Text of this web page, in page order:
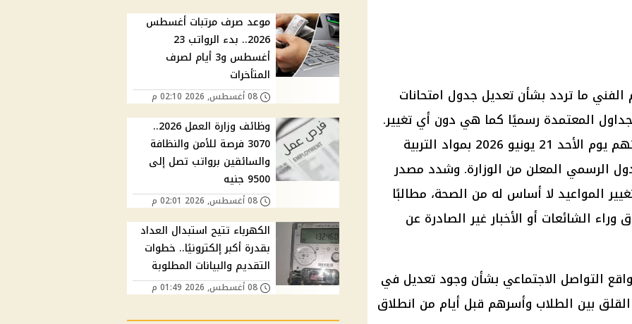
الفني ما تردد بشأن تعديل جدول امتحانات
المعتمدة رسميًا كما هي دون أي تغيير.
امتحاناتهم يوم الأحد 21 يونيو 2026 بمواد التربية
الرسمي المعلن من الوزارة. وشدد مصدر
المواعيد لا أساس له من الصحة، مطالبًا
وراء الشائعات أو الأخبار غير الصادرة عن
التواصل الاجتماعي بشأن وجود تعديل في
القلق بين الطلاب وأسرهم قبل أيام من انطلاق
موعد صرف مرتبات أغسطس
2026.. بدء الرواتب 23
أغسطس و3 أيام لصرف
المتأخرات
08 أغسطس, 2026 02:10 م
وظائف وزارة العمل 2026..
3070 فرصة للأمن والنظافة
والسائقين برواتب تصل إلى
9500 جنيه
08 أغسطس, 2026 02:01 م
الكهرباء تتيح استبدال العداد
بقدرة أكبر إلكترونيًا.. خطوات
التقديم والبيانات المطلوبة
08 أغسطس, 2026 01:49 م